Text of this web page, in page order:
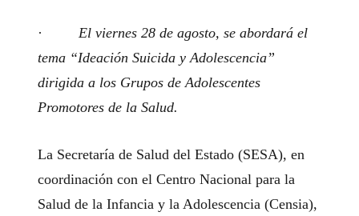
· El viernes 28 de agosto, se abordará el
tema “Ideación Suicida y Adolescencia”
dirigida a los Grupos de Adolescentes
Promotores de la Salud.
La Secretaría de Salud del Estado (SESA), en
coordinación con el Centro Nacional para la
Salud de la Infancia y la Adolescencia (Censia),